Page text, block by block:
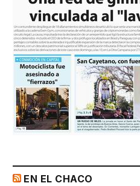
EN EL CHACO